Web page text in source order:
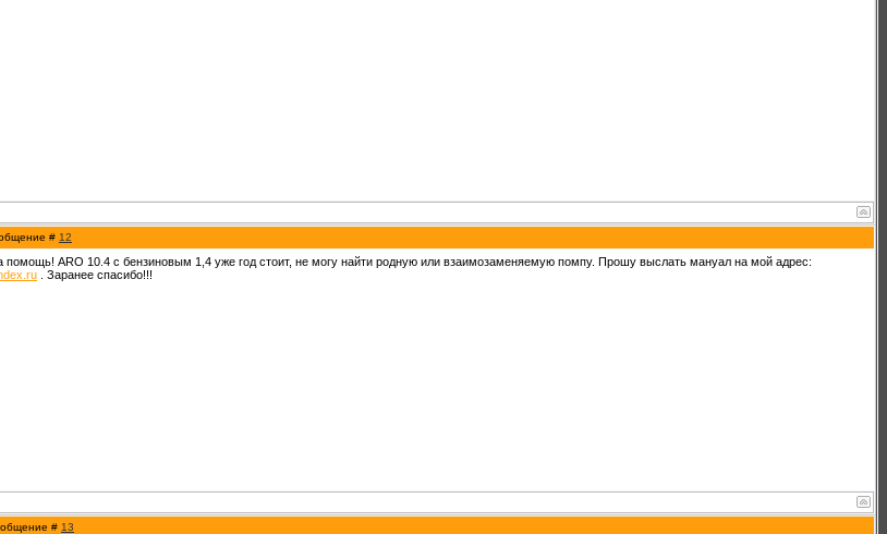
# 12
помощь! ARO 10.4 с бензиновым 1,4 уже год стоит, не могу найти родную или взаимозаменяемую помпу. Прошу выслать мануал на мой адрес:
. Заранее спасибо!!!
# 13